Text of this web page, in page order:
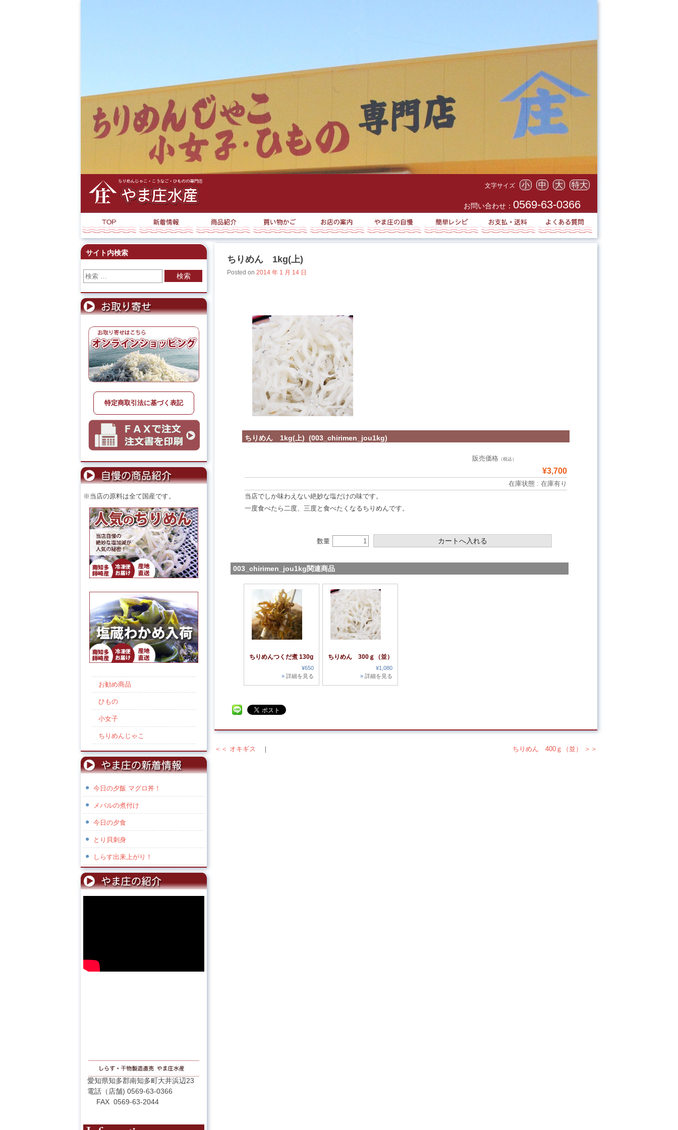
文字サイズ 小 中 大 特大
お問い合わせ： 0569-63-0366
ちりめん 1kg(上)
Posted on 2014 年 1 月 14 日
ちりめん 1kg(上) (003_chirimen_jou1kg)
販売価格（税込）
¥3,700
在庫状態 : 在庫有り
当店でしか味わえない絶妙な塩だけの味です。
一度食べたら二度、三度と食べたくなるちりめんです。
数量
003_chirimen_jou1kg関連商品
ちりめんつくだ煮 130g
¥650
»詳細を見る
ちりめん 300ｇ（並）
¥1,080
»詳細を見る
投稿ナビゲーション
＜＜ オキギス ｜ ちりめん 400ｇ（並） ＞＞
サイト内検索
検索
特定商取引法に基づく表記
※当店の原料は全て国産です。
お勧め商品
ひもの
小女子
ちりめんじゃこ
今日の夕飯 マグロ丼！
メバルの煮付け
今日の夕食
とり貝刺身
しらす出来上がり！
愛知県知多郡南知多町大井浜辺23
電話（店舗) 0569-63-0366
FAX 0569-63-2044